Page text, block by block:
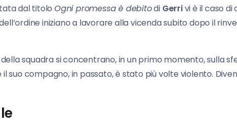
dal titolo Ogni promessa è debitodi Gerrivi è il caso di
iniziano a lavorare alla vicenda subito dopo il
squadra si concentrano, in un primo momento, sulla
il suo compagno, in passato, è stato più volte violento.